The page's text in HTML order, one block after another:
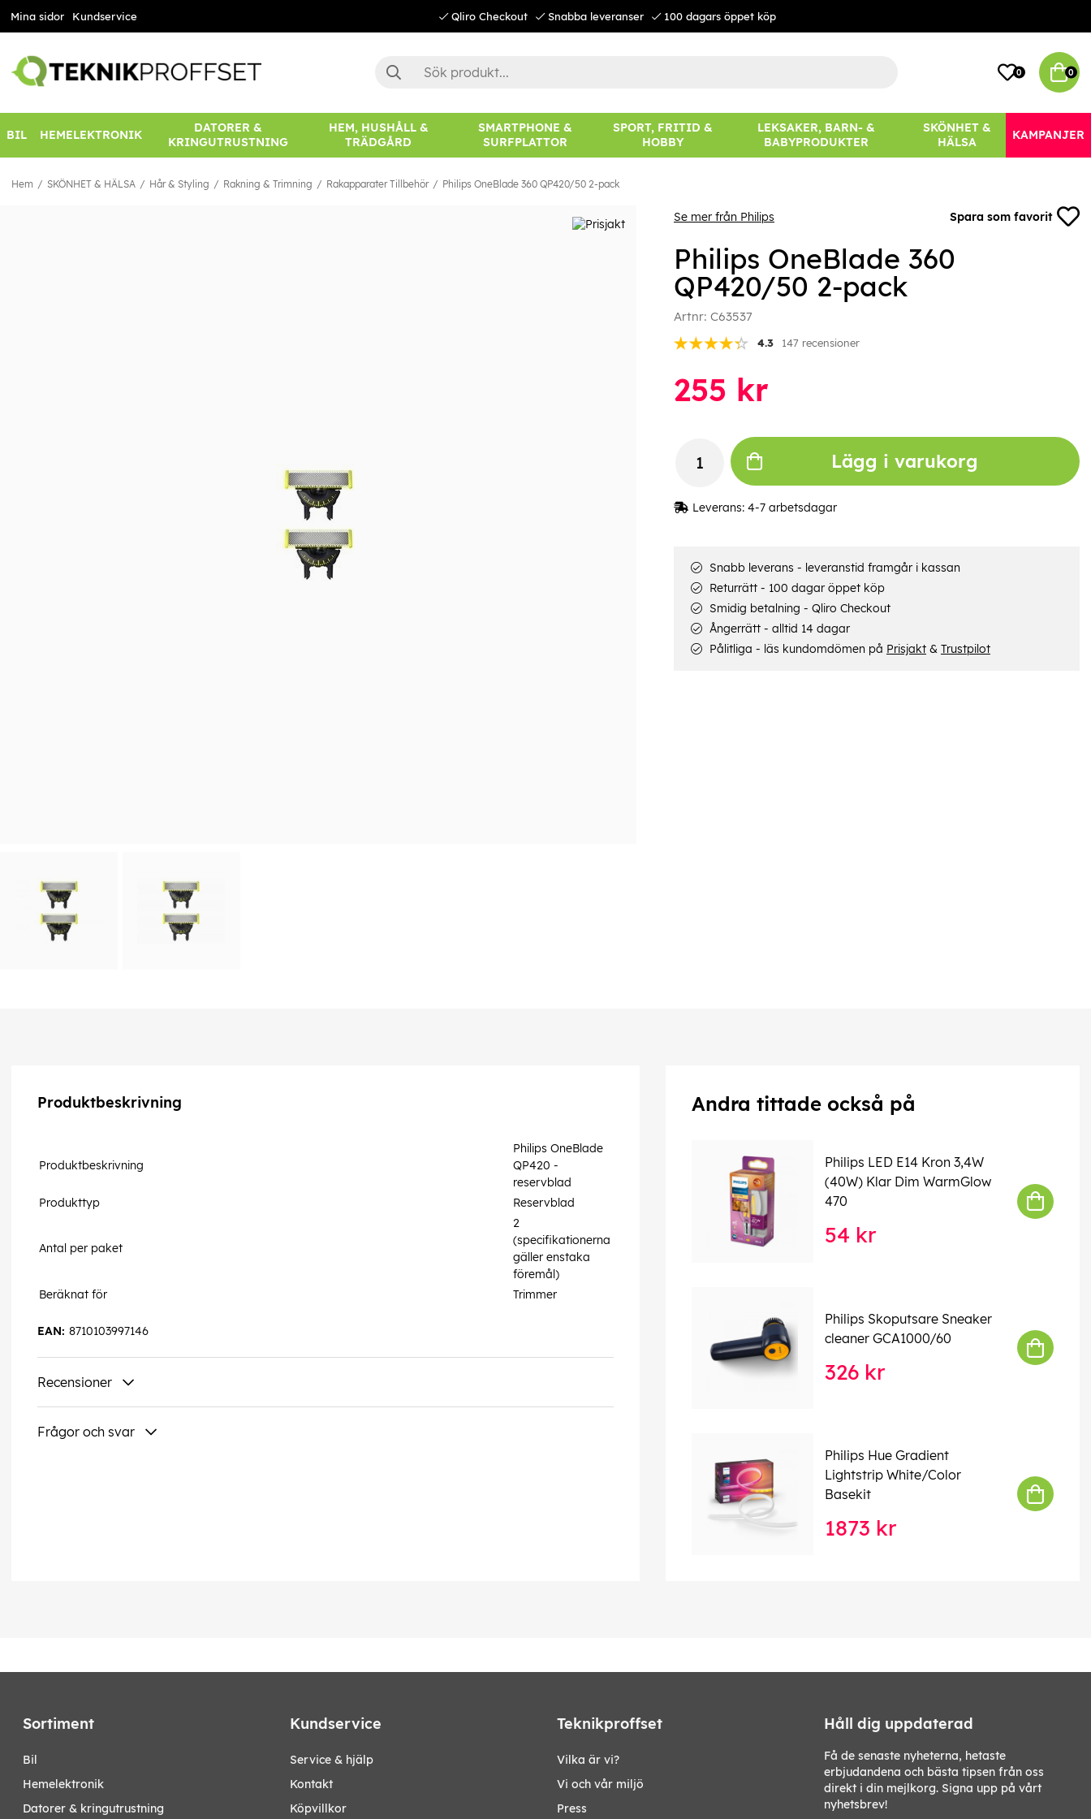
Mina sidor Kundservice Qliro Checkout Snabba leveranser 100 dagars öppet köp
0 0
BIL HEMELEKTRONIK
DATORER &
KRINGUTRUSTNING
HEM, HUSHÅLL &
TRÄDGÅRD
SMARTPHONE &
SURFPLATTOR
SPORT, FRITID &
HOBBY
LEKSAKER, BARN- &
BABYPRODUKTER
SKÖNHET &
HÄLSA
KAMPANJER
Hem SKÖNHET & HÄLSA Hår & Styling Rakning & Trimning Rakapparater Tillbehör Philips OneBlade 360 QP420/50 2-pack
Se mer från Philips Spara som favorit
Philips OneBlade 360
QP420/50 2-pack
Artnr: C63537
4.3 147 recensioner
255 kr
Lägg i varukorg
Leverans: 4-7 arbetsdagar
Snabb leverans - leveranstid framgår i kassan
Returrätt - 100 dagar öppet köp
Smidig betalning - Qliro Checkout
Ångerrätt - alltid 14 dagar
Pålitliga - läs kundomdömen på Prisjakt& Trustpilot
Produktbeskrivning
Produktbeskrivning
Philips OneBlade
QP420 -
reservblad
Produkttyp
Reservblad
Antal per paket
2
(specifikationerna
gäller enstaka
föremål)
Beräknat för
Trimmer
8710103997146
EAN:
Recensioner
Frågor och svar
Andra tittade också på
Philips LED E14 Kron 3,4W
(40W) Klar Dim WarmGlow
470
54 kr
Philips Skoputsare Sneaker
cleaner GCA1000/60
326 kr
Philips Hue Gradient
Lightstrip White/Color
Basekit
1873 kr
Sortiment
bil
hemelektronik
datorer & kringutrustning
Kundservice
Service & hjälp
Kontakt
Köpvillkor
Teknikproffset
Vilka är vi?
Vi och vår miljö
Press
Håll dig uppdaterad
Få de senaste nyheterna, hetaste
erbjudandena och bästa tipsen från oss
direkt i din mejlkorg. Signa upp på vårt
nyhetsbrev!